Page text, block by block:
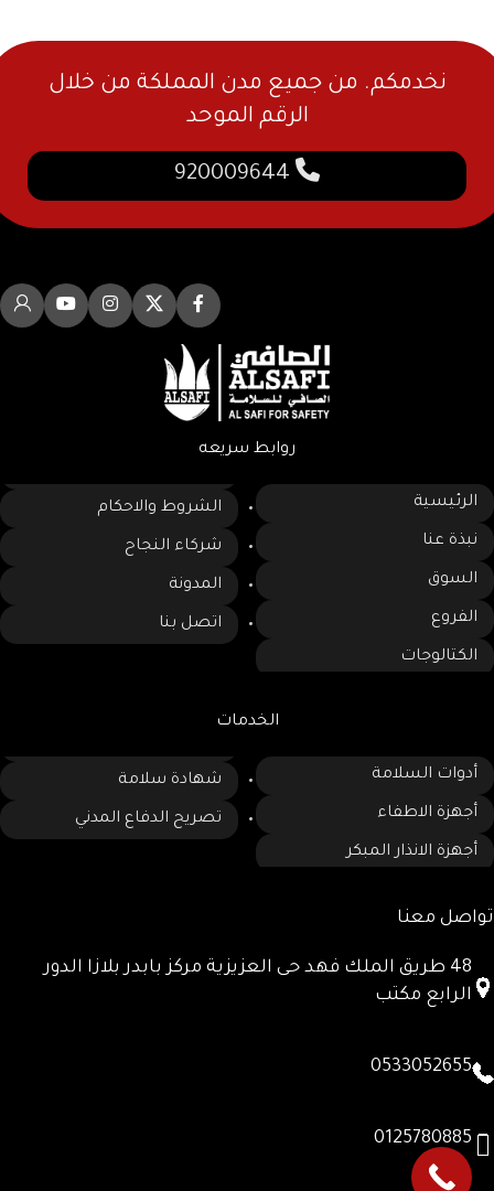
نخدمكم. من جميع مدن المملكة من خلال
الرقم الموحد
روابط سريعه
الرئيسية
نبذة عنا
السوق
الفروع
الكتالوجات
الشروط والاحكام
شركاء النجاح
المدونة
اتصل بنا
الخدمات
أدوات السلامة
أجهزة الاطفاء
أجهزة الانذار المبكر
شهادة سلامة
تصريح الدفاع المدني
تواصل معنا
48 طريق الملك فهد حى العزيزية مركز بابدر بلازا الدور
الرابع مكتب
0533052655
0125780885